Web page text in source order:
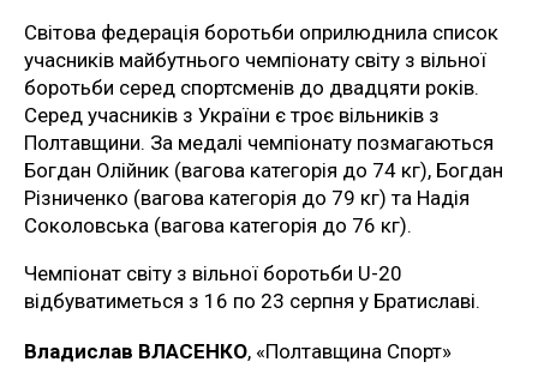
Світова федерація боротьби оприлюднила список
учасників майбутнього чемпіонату світу з вільної
боротьби серед спортсменів до двадцяти років.
Серед учасників з України є троє вільників з
Полтавщини. За медалі чемпіонату позмагаються
Богдан Олійник (вагова категорія до 74 кг), Богдан
Різниченко (вагова категорія до 79 кг) та Надія
Соколовська (вагова категорія до 76 кг).
Чемпіонат світу з вільної боротьби U-20
відбуватиметься з 16 по 23 серпня у Братиславі.
Владислав ВЛАСЕНКО, «Полтавщина Спорт»